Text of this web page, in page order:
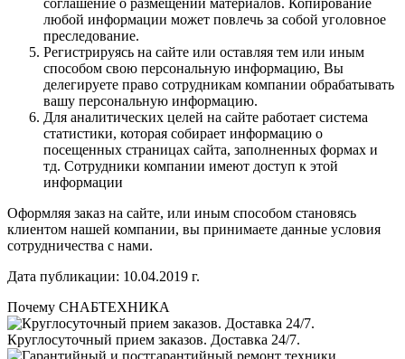
соглашение о размещении материалов. Копирование
любой информации может повлечь за собой уголовное
преследование.
Регистрируясь на сайте или оставляя тем или иным
способом свою персональную информацию, Вы
делегируете право сотрудникам компании обрабатывать
вашу персональную информацию.
Для аналитических целей на сайте работает система
статистики, которая собирает информацию о
посещенных страницах сайта, заполненных формах и
тд. Сотрудники компании имеют доступ к этой
информации
Оформляя заказ на сайте, или иным способом становясь
клиентом нашей компании, вы принимаете данные условия
сотрудничества с нами.
Дата публикации: 10.04.2019 г.
Почему СНАБТЕХНИКА
Круглосуточный прием заказов. Доставка 24/7.